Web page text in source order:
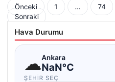
Yazı
sayfalaması
Önceki 1 … 74
Sonraki
Hava Durumu
☁Ankara
NaN°C
ŞEHIR SEÇ